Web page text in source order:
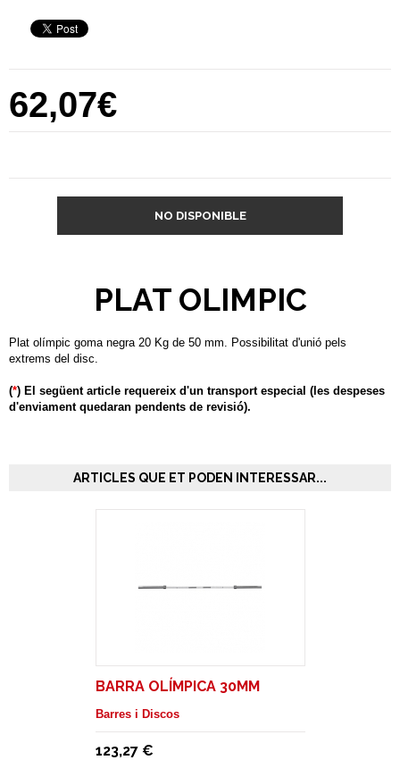
62,07€
NO DISPONIBLE
PLAT OLIMPIC
Plat olímpic goma negra 20 Kg de 50 mm. Possibilitat d'unió pels
extrems del disc.
(*) El següent article requereix d'un transport especial (les despeses
d'enviament quedaran pendents de revisió).
ARTICLES QUE ET PODEN INTERESSAR...
BARRA OLÍMPICA 30MM
Barres i Discos
123,27 €